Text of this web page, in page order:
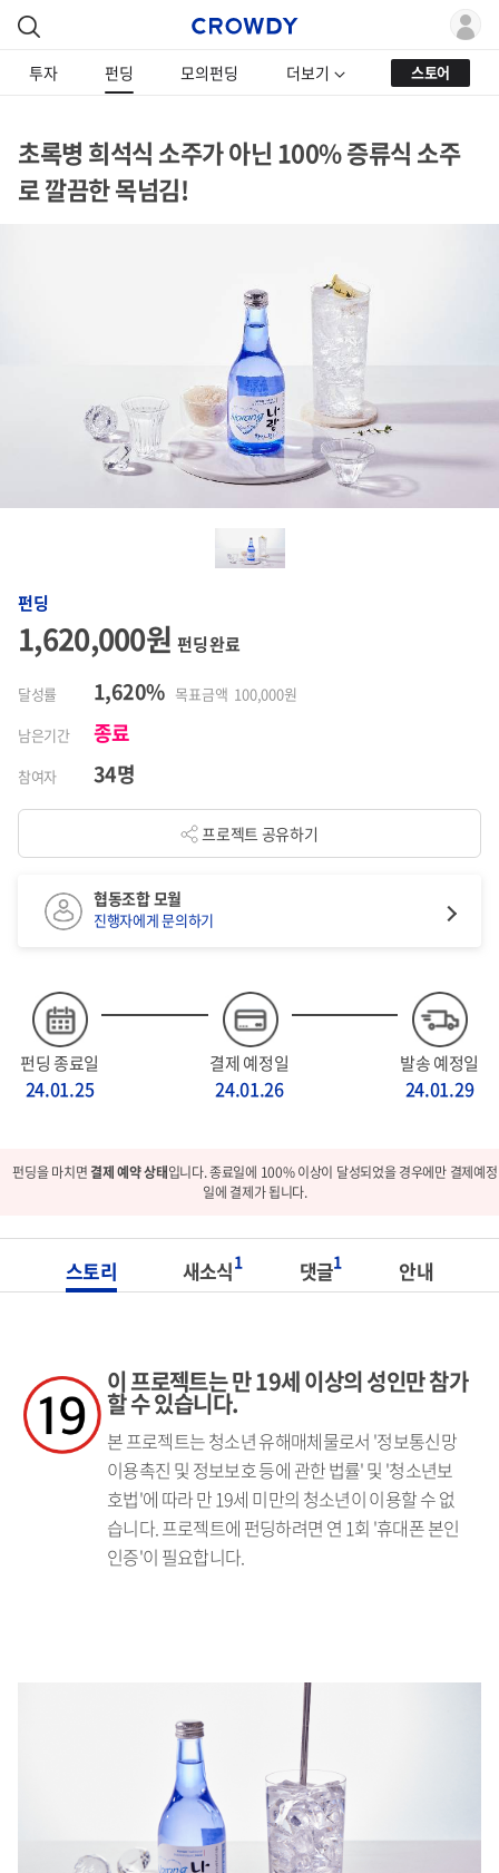
투자 펀딩 모의펀딩 더보기 스토어
초록병 희석식 소주가 아닌 100% 증류식 소주
로 깔끔한 목넘김!
펀딩
1,620,000원펀딩 완료
달성률 1,620% 목표금액 100,000원
남은기간
종료
참여자 34명
프로젝트 공유하기
펀딩 종료일
24.01.25
결제 예정일
24.01.26
발송 예정일
24.01.29
협동조합 모월
진행자에게 문의하기
펀딩을 마치면결제 예약 상태입니다. 종료일에 100% 이상이 달성되었을 경우에만 결제예정
일에 결제가 됩니다.
스토리 새소식1 댓글1 안내
이 프로젝트는 만 19세 이상의 성인만 참가
할 수 있습니다.
본 프로젝트는 청소년 유해매체물로서 '정보통신망
이용촉진 및 정보보호 등에 관한 법률' 및 '청소년보
호법'에 따라 만 19세 미만의 청소년이 이용할 수 없
습니다. 프로젝트에 펀딩하려면 연 1회 '휴대폰 본인
인증'이 필요합니다.